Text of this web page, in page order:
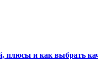
плюсы и как выбрать